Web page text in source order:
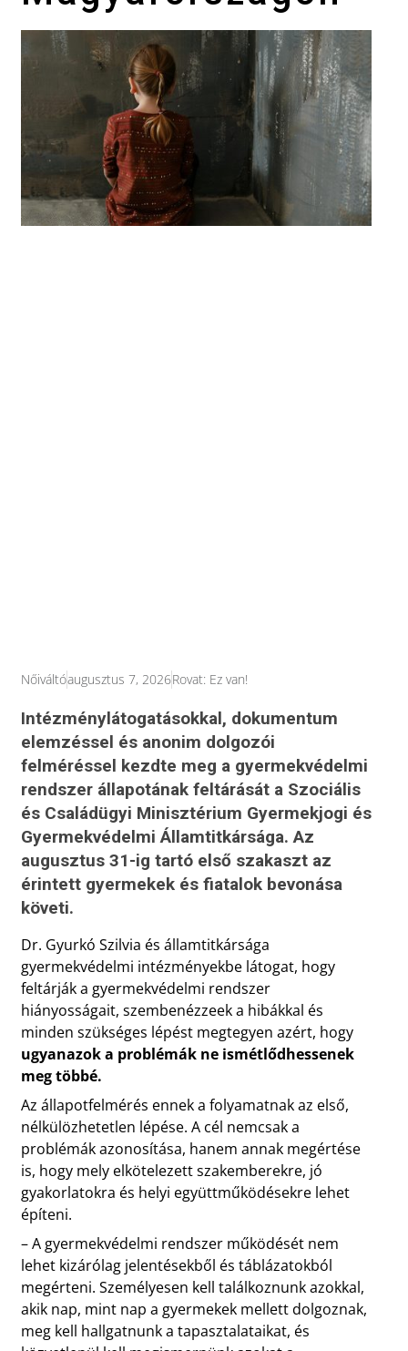
Nőiváltóaugusztus 7, 2026Rovat: Ez van!
Intézménylátogatásokkal, dokumentum
elemzéssel és anonim dolgozói
felméréssel kezdte meg a gyermekvédelmi
rendszer állapotának feltárását a Szociális
és Családügyi Minisztérium Gyermekjogi és
Gyermekvédelmi Államtitkársága. Az
augusztus 31-ig tartó első szakaszt az
érintett gyermekek és fiatalok bevonása
követi.
Dr. Gyurkó Szilvia és államtitkársága
gyermekvédelmi intézményekbe látogat, hogy
feltárják a gyermekvédelmi rendszer
hiányosságait, szembenézzeek a hibákkal és
minden szükséges lépést megtegyen azért, hogy
ugyanazok a problémák ne ismétlődhessenek
meg többé.
Az állapotfelmérés ennek a folyamatnak az első,
nélkülözhetetlen lépése. A cél nemcsak a
problémák azonosítása, hanem annak megértése
is, hogy mely elkötelezett szakemberekre, jó
gyakorlatokra és helyi együttműködésekre lehet
építeni.
– A gyermekvédelmi rendszer működését nem
lehet kizárólag jelentésekből és táblázatokból
megérteni. Személyesen kell találkoznunk azokkal,
akik nap, mint nap a gyermekek mellett dolgoznak,
meg kell hallgatnunk a tapasztalataikat, és